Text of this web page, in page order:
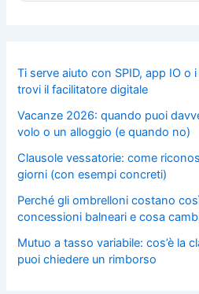
Ti serve aiuto con SPID, app IO o
trovi il facilitatore digitale
Vacanze 2026: quando puoi
volo o un alloggio (e quando no)
Clausole vessatorie: come
giorni (con esempi concreti)
Perché gli ombrelloni costano
concessioni balneari e cosa
Mutuo a tasso variabile: cos’è la
puoi chiedere un rimborso